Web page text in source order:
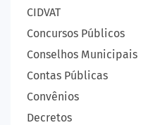
CIDVAT
Concursos Públicos
Conselhos Municipais
Contas Públicas
Convênios
Decretos